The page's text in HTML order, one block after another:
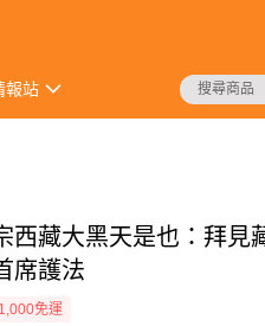
報站
西藏大黑天是也：拜見
席護法
免運